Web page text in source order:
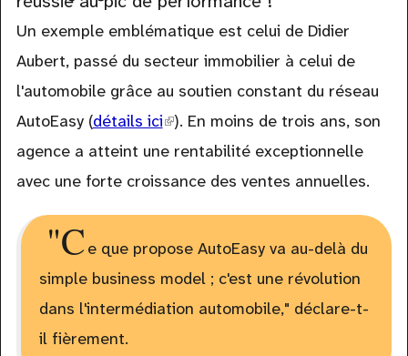
Un exemple emblématique est celui de Didier
Aubert, passé du secteur immobilier à celui de
l'automobile grâce au soutien constant du réseau
AutoEasy (détails ici(link
is
external)
). En moins de trois ans, son
agence a atteint une rentabilité exceptionnelle
avec une forte croissance des ventes annuelles.
"C e que propose AutoEasy va au-delà du
simple business model ; c'est une révolution
dans l'intermédiation automobile," déclare-t-
il fièrement.